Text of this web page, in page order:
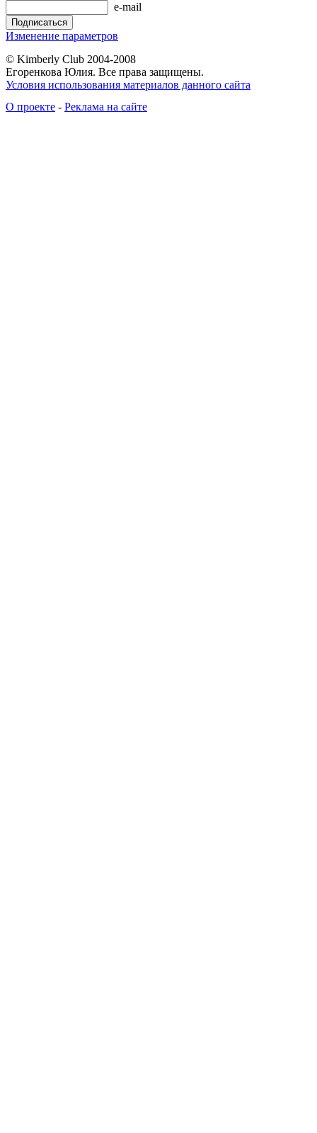
e-mail
Изменение параметров
© Kimberly Club 2004-2008
Егоренкова Юлия. Все права защищены.
Условия использования материалов данного сайта
О проекте - Реклама на сайте